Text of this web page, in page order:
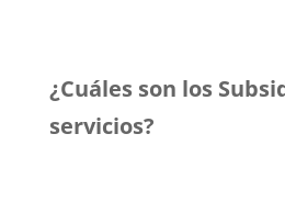
¿Cuáles son los
servicios?